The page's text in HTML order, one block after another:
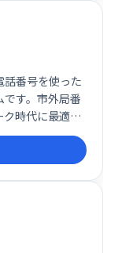
話番号を使った
す。市外局番
時代に最適な
します。